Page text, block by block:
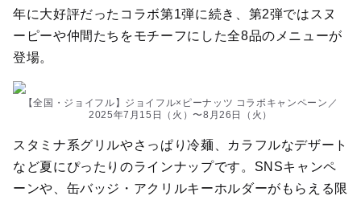
年に大好評だったコラボ第1弾に続き、第2弾ではスヌ
ーピーや仲間たちをモチーフにした全8品のメニューが
登場。
【全国・ジョイフル】ジョイフル×ピーナッツ コラボキャンペーン／
2025年7月15日（火）〜8月26日（火）
スタミナ系グリルやさっぱり冷麺、カラフルなデザート
など夏にぴったりのラインナップです。SNSキャンペ
ーンや、缶バッジ・アクリルキーホルダーがもらえる限